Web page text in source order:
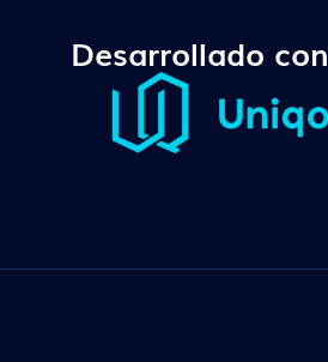
Desarrollado con